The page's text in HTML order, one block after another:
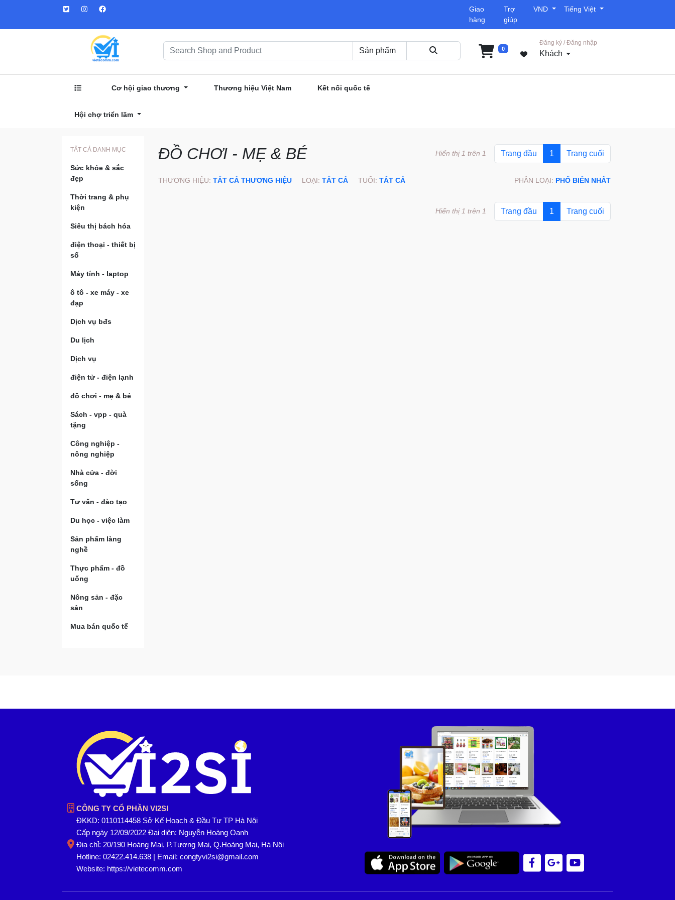
Giao
hàng
Trợ
giúp
VND Tiếng Việt
0
Đăng ký / Đăng nhập
Khách
Cơ hội giao thương Thương hiệu Việt Nam Kết nối quốc tế
Hội chợ triển lãm
TẤT CẢ DANH MỤC
Sức khỏe & sắc
đẹp
Thời trang & phụ
kiện
Siêu thị bách hóa
điện thoại - thiết bị
số
Máy tính - laptop
ô tô - xe máy - xe
đạp
Dịch vụ bđs
Du lịch
Dịch vụ
điện tử - điện lạnh
đồ chơi - mẹ & bé
Sách - vpp - quà
tặng
Công nghiệp -
nông nghiệp
Nhà cửa - đời
sống
Tư vấn - đào tạo
Du học - việc làm
Sản phẩm làng
nghề
Thực phẩm - đồ
uống
Nông sản - đặc
sản
Mua bán quốc tế
ĐỒ CHƠI - MẸ & BÉ Trang đầu 1 Trang cuối
Hiển thị 1 trên 1
THƯƠNG HIỆU: TẤT CẢ THƯƠNG HIỆU LOẠI: TẤT CẢ TUỔI: TẤT CẢ PHÂN LOẠI: PHỔ BIẾN NHẤT
Trang đầu 1 Trang cuối
Hiển thị 1 trên 1
CÔNG TY CỔ PHẦN VI2SI
ĐKKD: 0110114458 Sở Kế Hoạch & Đầu Tư TP Hà Nội
Cấp ngày 12/09/2022 Đại diện: Nguyễn Hoàng Oanh
Địa chỉ: 20/190 Hoàng Mai, P.Tương Mai, Q.Hoàng Mai, Hà Nội
Hotline: 02422.414.638 | Email: congtyvi2si@gmail.com
Website: https://vietecomm.com